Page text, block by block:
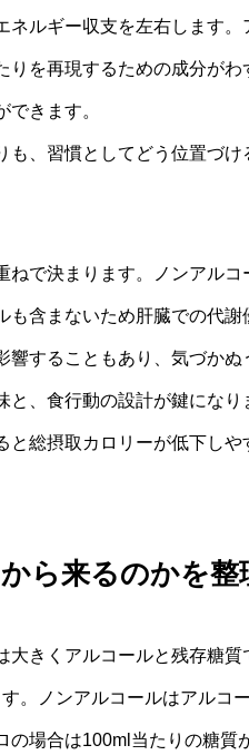
ネルギー収支を左右します
りを再現するための成分が
きます。
も、習慣としてどう位置づ
ねで決まります。ノンアル
含まないため肝臓での代謝
響することもあり、気づか
と、食行動の設計が鍵にな
総摂取カロリーが低下しや
ら来るのかを整
大きくアルコールと残存糖
。ノンアルコールはアルコ
の場合は100ml当たりの糖質